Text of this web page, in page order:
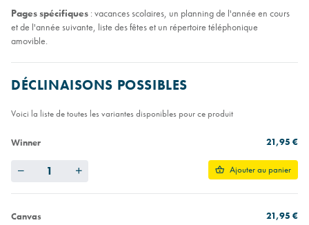
Pages spécifiques : vacances scolaires, un planning de l'année en cours
et de l'année suivante, liste des fêtes et un répertoire téléphonique
amovible.
DÉCLINAISONS POSSIBLES
Voici la liste de toutes les variantes disponibles pour ce produit
Winner 21,95 €
Ajouter au panier
Canvas 21,95 €